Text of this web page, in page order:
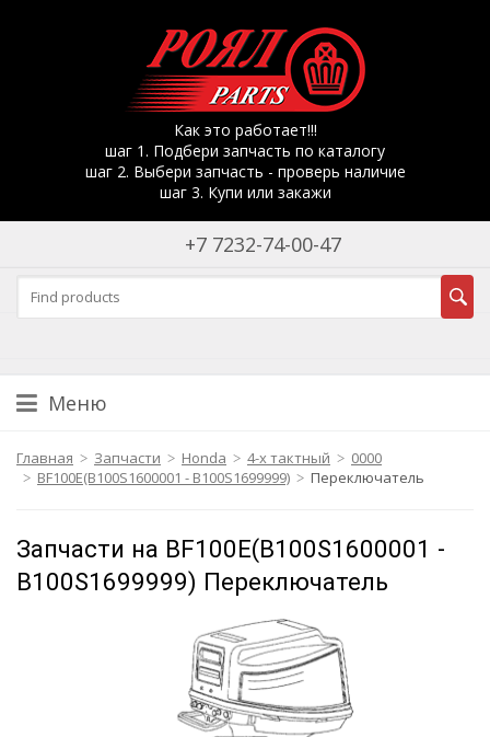
Как это работает!!!
шаг 1. Подбери запчасть по каталогу
шаг 2. Выбери запчасть - проверь наличие
шаг 3. Купи или закажи
+7 7232-74-00-47
Меню
Главная Запчасти Honda 4-х тактный
0000
BF100E(B100S1600001 - B100S1699999)
Переключатель
Запчасти на BF100E(B100S1600001 -
B100S1699999) Переключатель